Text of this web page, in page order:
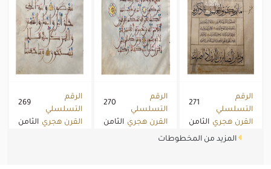
271
الرقم
التسلسلي
الثامن القرن هجري
2019/01/01
القرن
270
الرقم
التسلسلي
الثامن القرن هجري
القرن
269
الرقم
التسلسلي
الثامن القرن هجري
المزيد من المخطوطات